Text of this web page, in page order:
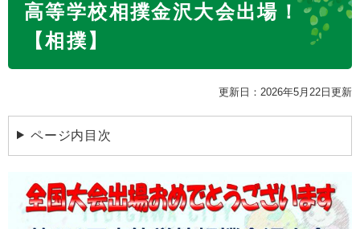
高等学校相撲金沢大会出場！
【相撲】
更新日：2026年5月22日更新
ページ内目次